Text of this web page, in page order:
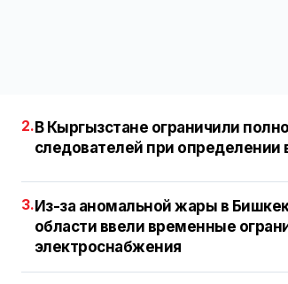
2. В Кыргызстане ограничили
следователей при определении
3.Из-за аномальной жары в
области ввели временные
электроснабжения